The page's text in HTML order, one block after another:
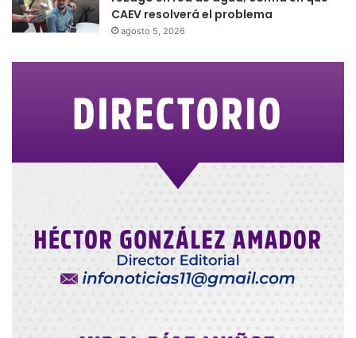
CAEV resolverá el problema
agosto 5, 2026